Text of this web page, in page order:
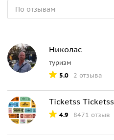
Николас
туризм
5.0
2 отзыва
Ticketss Ticketss
4.9 8471 отзыв